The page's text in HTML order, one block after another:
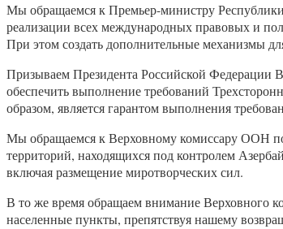
Мы обращаемся к Премьер-министру
реализации всех международных правовых и
При этом создать дополнительные механизмы
Призываем Президента Российской
обеспечить выполнение требований
образом, является гарантом выполнения
Мы обращаемся к Верховному комиссару ООН по
территорий, находящихся под контролем
включая размещение миротворческих сил.
В то же время обращаем внимание Верховного
населенные пункты, препятствуя нашему